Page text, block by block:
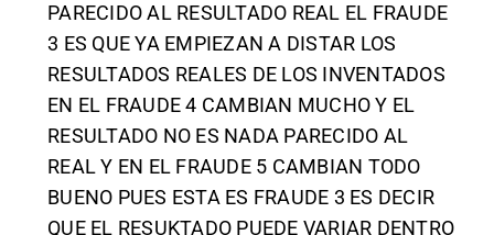
PARECIDO AL RESULTADO REAL EL FRAUDE
3 ES QUE YA EMPIEZAN A DISTAR LOS
RESULTADOS REALES DE LOS INVENTADOS
EN EL FRAUDE 4 CAMBIAN MUCHO Y EL
RESULTADO NO ES NADA PARECIDO AL
REAL Y EN EL FRAUDE 5 CAMBIAN TODO
BUENO PUES ESTA ES FRAUDE 3 ES DECIR
QUE EL RESUKTADO PUEDE VARIAR DENTRO